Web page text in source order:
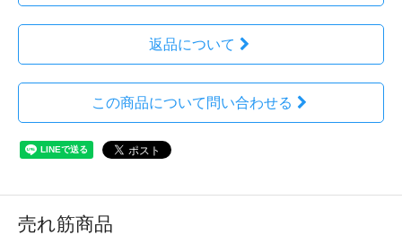
返品について
この商品について問い合わせる
売れ筋商品